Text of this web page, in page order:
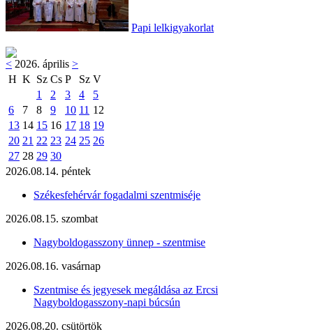
Papi lelkigyakorlat
< 2026. április >
H K Sz Cs P Sz V
1
2 3 4
5
6
7 8 9 10 11 12
13 14 15 16 17 18 19
20 21 22 23 24 25 26
27 28 29 30
2026.08.14. péntek
Székesfehérvár fogadalmi szentmiséje
2026.08.15. szombat
Nagyboldogasszony ünnep - szentmise
2026.08.16. vasárnap
Szentmise és jegyesek megáldása az Ercsi
Nagyboldogasszony-napi búcsún
2026.08.20. csütörtök